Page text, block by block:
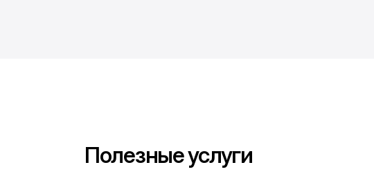
Полезные услуги